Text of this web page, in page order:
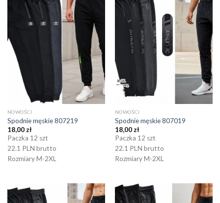
NOWOŚCI
Spodnie męskie 807219
18,00 zł
Paczka 12 szt
22.1 PLN brutto
Rozmiary M-2XL
NOWOŚCI
Spodnie męskie 807019
18,00 zł
Paczka 12 szt
22.1 PLN brutto
Rozmiary M-2XL